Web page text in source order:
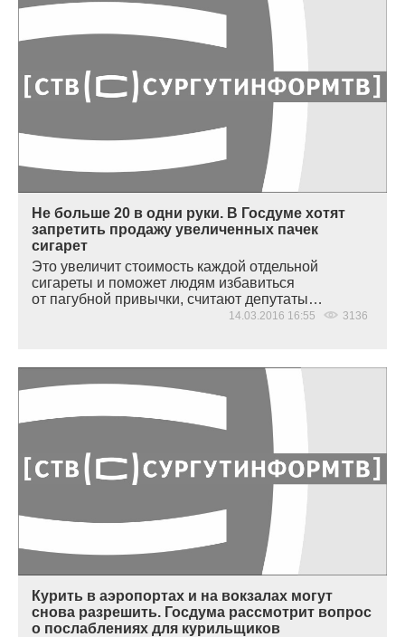
Не больше 20 в одни руки. В Госдуме хотят
запретить продажу увеличенных пачек
сигарет
Это увеличит стоимость каждой отдельной
сигареты и поможет людям избавиться
от пагубной привычки, считают депутаты…
14.03.2016 16:55 3136
Курить в аэропортах и на вокзалах могут
снова разрешить. Госдума рассмотрит вопрос
о послаблениях для курильщиков